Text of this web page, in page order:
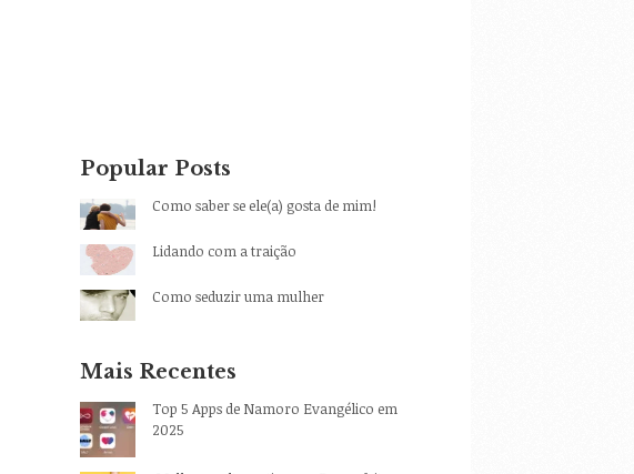
Popular Posts
Como saber se ele(a) gosta de mim!
Lidando com a traição
Como seduzir uma mulher
Mais Recentes
Top 5 Apps de Namoro Evangélico em
2025